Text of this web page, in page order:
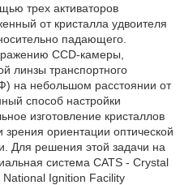
трех активаторов
от кристалла удвоителя
падающего.
CCD-камеры,
линзы транспортного
на небольшом расстоянии от
способ настройки
изготовление кристаллов
зрения ориентации оптической
Для решения этой задачи на
система CATS - Crystal
Ignition Facility